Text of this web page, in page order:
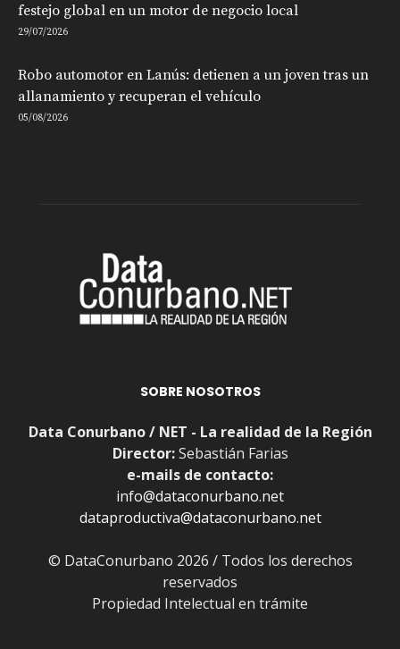
festejo global en un motor de negocio local
29/07/2026
Robo automotor en Lanús: detienen a un joven tras un
allanamiento y recuperan el vehículo
05/08/2026
SOBRE NOSOTROS
Data Conurbano / NET - La realidad de la Región
Director:Sebastián Farias
e-mails de contacto:
info@dataconurbano.net
dataproductiva@dataconurbano.net
© DataConurbano 2026 / Todos los derechos
reservados
Propiedad Intelectual en trámite